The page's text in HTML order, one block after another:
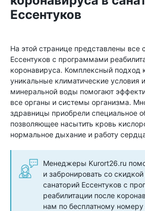
Ессентуков
На этой странице представлены все
Ессентуков с программами
коронавируса. Комплексный подход
уникальные климатические условия
минеральной воды помогают
все органы и системы организма.
здравницы приобрели специальное
позволяющее насытить кровь
нормальное дыхание и работу
Менеджеры Kurort26.ru
и забронировать со
санаторий Ессентуков с
реабилитации после
нам по бесплатному номеру